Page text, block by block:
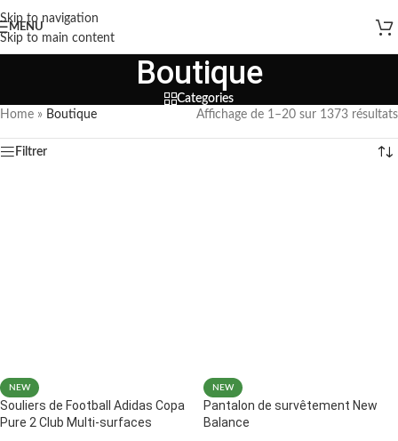
Skip to navigation
Skip to main content
MENU
Boutique
Categories
Home » Boutique Affichage de 1–20 sur 1373 résultats
Filtrer
NEW
Souliers de Football Adidas Copa
Pure 2 Club Multi-surfaces
NEW
Pantalon de survêtement New
Balance